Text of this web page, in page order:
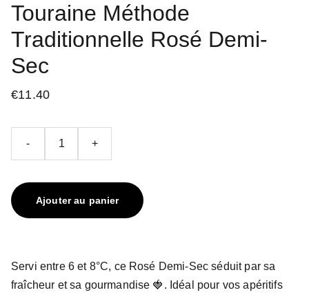
Touraine Méthode
Traditionnelle Rosé Demi-
Sec
€11.40
- +
Ajouter au panier
Servi entre 6 et 8°C, ce Rosé Demi-Sec séduit par sa
fraîcheur et sa gourmandise 🍓. Idéal pour vos apéritifs